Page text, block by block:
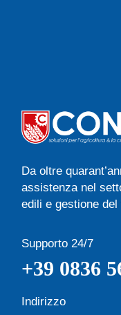
Da oltre
assistenza nel
edili e gestione del
Supporto 24/7
+39 0836
Indirizzo